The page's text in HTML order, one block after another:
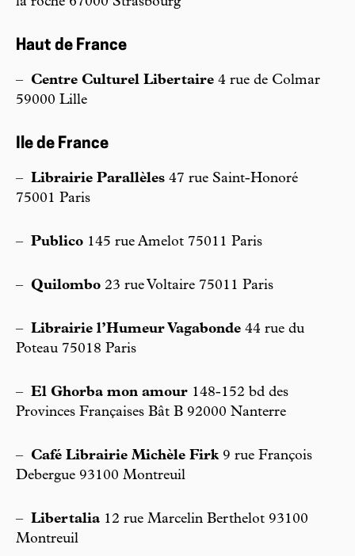
Haut de France
– Centre Culturel Libertaire 4 rue de Colmar
59000 Lille
Ile de France
– Librairie Parallèles 47 rue Saint-Honoré
75001 Paris
– Publico 145 rue Amelot 75011 Paris
– Quilombo 23 rue Voltaire 75011 Paris
– Librairie l’Humeur Vagabonde 44 rue du
Poteau 75018 Paris
– El Ghorba mon amour 148-152 bd des
Provinces Françaises Bât B 92000 Nanterre
– Café Librairie Michèle Firk 9 rue François
Debergue 93100 Montreuil
– Libertalia 12 rue Marcelin Berthelot 93100
Montreuil